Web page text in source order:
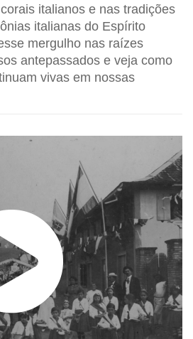
italianos e nas tradições
italianas do Espírito
mergulho nas raízes
antepassados e veja como
vivas em nossas